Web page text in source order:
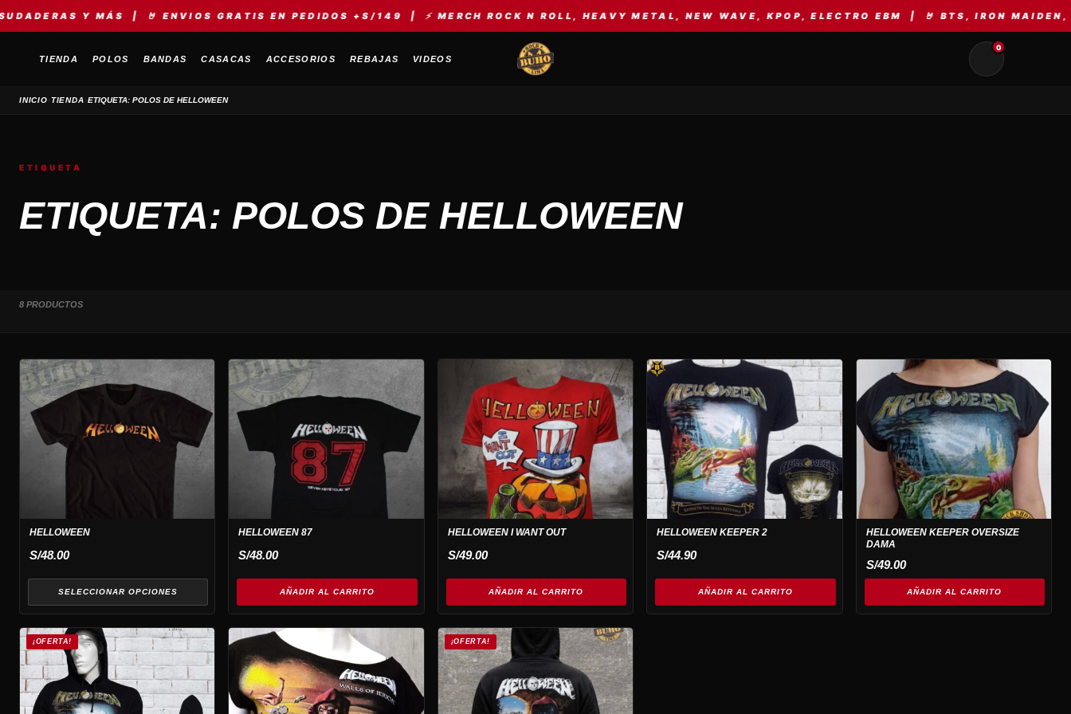
Y MÁS | 🤘 ENVIOS GRATIS EN PEDIDOS +S/149 | ⚡ MERCH ROCK N ROLL, HEAVY METAL, NEW WAVE, KPOP, ELECTRO EBM | 🤘 BTS, IRON MAIDEN,
TIENDA POLOS BANDAS CASACAS ACCESORIOS REBAJAS VIDEOS
0
INICIO›TIENDA›ETIQUETA: POLOS DE HELLOWEEN
ETIQUETA
ETIQUETA: POLOS DE HELLOWEEN
8 PRODUCTOS
HELLOWEEN
S/48.00
SELECCIONAR OPCIONES
Este
producto
tiene
múltiples
variantes.
pueden
elegir
en
la
página
de
producto
HELLOWEEN 87
S/48.00
AÑADIR AL CARRITO
HELLOWEEN I WANT OUT
S/49.00
AÑADIR AL CARRITO
HELLOWEEN KEEPER 2
S/44.90
AÑADIR AL CARRITO
HELLOWEEN KEEPER OVERSIZE
DAMA
S/49.00
AÑADIR AL CARRITO
¡OFERTA! ¡OFERTA!